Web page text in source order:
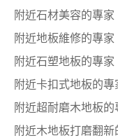
附近石材美容的專家
附近地板維修的專家
附近石塑地板的專家
附近卡扣式地板的專
附近超耐磨木地板的
附近木地板打磨翻新